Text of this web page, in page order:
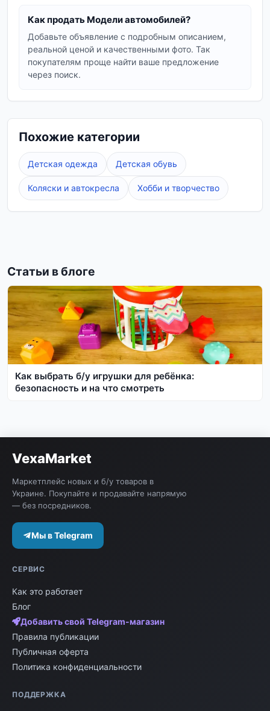
бренда, редкости и состояния. Мы предлагаем
модели от бюджетных вариантов до
эксклюзивных коллекционных изданий.
вам нужно.
Как продать Модели автомобилей?
Добавьте объявление с подробным описанием,
реальной ценой и качественными фото. Так
покупателям проще найти ваше предложение
через поиск.
Похожие категории
Детская одежда Детская обувь
Коляски и автокресла Хобби и творчество
Статьи в блоге
Как выбрать б/у игрушки для ребёнка:
безопасность и на что смотреть
VexaMarket
Маркетплейс новых и б/у товаров в
Украине. Покупайте и продавайте напрямую
— без посредников.
Мы в Telegram
СЕРВИС
Как это работает
Блог
Добавить свой Telegram-магазин
Правила публикации
Публичная оферта
Политика конфиденциальности
ПОДДЕРЖКА